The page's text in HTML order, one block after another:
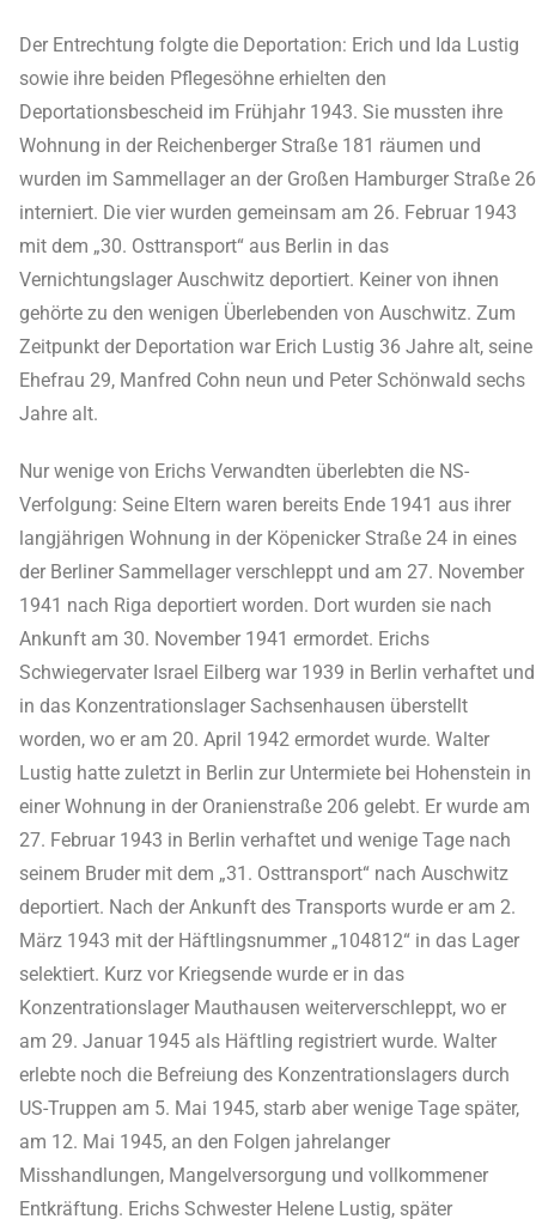
Der Entrechtung folgte die Deportation: Erich und Ida Lustig
sowie ihre beiden Pflegesöhne erhielten den
Deportationsbescheid im Frühjahr 1943. Sie mussten ihre
Wohnung in der Reichenberger Straße 181 räumen und
wurden im Sammellager an der Großen Hamburger Straße 26
interniert. Die vier wurden gemeinsam am 26. Februar 1943
mit dem „30. Osttransport“ aus Berlin in das
Vernichtungslager Auschwitz deportiert. Keiner von ihnen
gehörte zu den wenigen Überlebenden von Auschwitz. Zum
Zeitpunkt der Deportation war Erich Lustig 36 Jahre alt, seine
Ehefrau 29, Manfred Cohn neun und Peter Schönwald sechs
Jahre alt.
Nur wenige von Erichs Verwandten überlebten die NS-
Verfolgung: Seine Eltern waren bereits Ende 1941 aus ihrer
langjährigen Wohnung in der Köpenicker Straße 24 in eines
der Berliner Sammellager verschleppt und am 27. November
1941 nach Riga deportiert worden. Dort wurden sie nach
Ankunft am 30. November 1941 ermordet. Erichs
Schwiegervater Israel Eilberg war 1939 in Berlin verhaftet und
in das Konzentrationslager Sachsenhausen überstellt
worden, wo er am 20. April 1942 ermordet wurde. Walter
Lustig hatte zuletzt in Berlin zur Untermiete bei Hohenstein in
einer Wohnung in der Oranienstraße 206 gelebt. Er wurde am
27. Februar 1943 in Berlin verhaftet und wenige Tage nach
seinem Bruder mit dem „31. Osttransport“ nach Auschwitz
deportiert. Nach der Ankunft des Transports wurde er am 2.
März 1943 mit der Häftlingsnummer „104812“ in das Lager
selektiert. Kurz vor Kriegsende wurde er in das
Konzentrationslager Mauthausen weiterverschleppt, wo er
am 29. Januar 1945 als Häftling registriert wurde. Walter
erlebte noch die Befreiung des Konzentrationslagers durch
US-Truppen am 5. Mai 1945, starb aber wenige Tage später,
am 12. Mai 1945, an den Folgen jahrelanger
Misshandlungen, Mangelversorgung und vollkommener
Entkräftung. Erichs Schwester Helene Lustig, später